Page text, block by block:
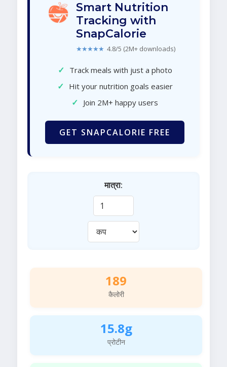
Smart Nutrition
Tracking with
SnapCalorie
★★★★★ 4.8/5 (2M+ downloads)
✓ Track meals with just a photo
✓ Hit your nutrition goals easier
✓ Join 2M+ happy users
GET SNAPCALORIE FREE
मात्रा:
189
कैलोरी
15.8g
प्रोटीन